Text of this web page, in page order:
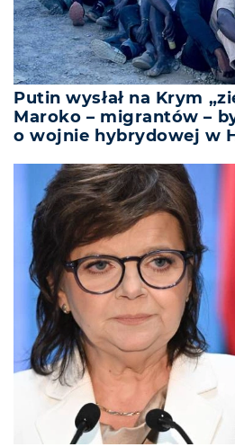
Putin wysłał na Krym
Maroko – migrantów –
o wojnie hybrydowej w